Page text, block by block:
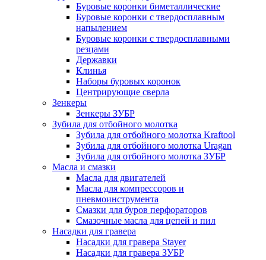
Буровые коронки биметаллические
Буровые коронки с твердосплавным
напылением
Буровые коронки с твердосплавными
резцами
Державки
Клинья
Наборы буровых коронок
Центрирующие сверла
Зенкеры
Зенкеры ЗУБР
Зубила для отбойного молотка
Зубила для отбойного молотка Kraftool
Зубила для отбойного молотка Uragan
Зубила для отбойного молотка ЗУБР
Масла и смазки
Масла для двигателей
Масла для компрессоров и
пневмоинструмента
Смазки для буров перфораторов
Смазочные масла для цепей и пил
Насадки для гравера
Насадки для гравера Stayer
Насадки для гравера ЗУБР